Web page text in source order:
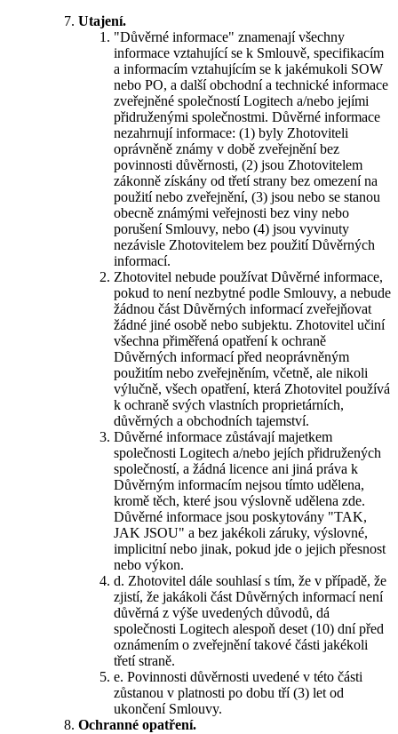
Utajení.
"Důvěrné informace" znamenají všechny
informace vztahující se k Smlouvě, specifikacím
a informacím vztahujícím se k jakémukoli SOW
nebo PO, a další obchodní a technické informace
zveřejněné společností Logitech a/nebo jejími
přidruženými společnostmi. Důvěrné informace
nezahrnují informace: (1) byly Zhotoviteli
oprávněně známy v době zveřejnění bez
povinnosti důvěrnosti, (2) jsou Zhotovitelem
zákonně získány od třetí strany bez omezení na
použití nebo zveřejnění, (3) jsou nebo se stanou
obecně známými veřejnosti bez viny nebo
porušení Smlouvy, nebo (4) jsou vyvinuty
nezávisle Zhotovitelem bez použití Důvěrných
informací.
Zhotovitel nebude používat Důvěrné informace,
pokud to není nezbytné podle Smlouvy, a nebude
žádnou část Důvěrných informací zveřejňovat
žádné jiné osobě nebo subjektu. Zhotovitel učiní
všechna přiměřená opatření k ochraně
Důvěrných informací před neoprávněným
použitím nebo zveřejněním, včetně, ale nikoli
výlučně, všech opatření, která Zhotovitel používá
k ochraně svých vlastních proprietárních,
důvěrných a obchodních tajemství.
Důvěrné informace zůstávají majetkem
společnosti Logitech a/nebo jejích přidružených
společností, a žádná licence ani jiná práva k
Důvěrným informacím nejsou tímto udělena,
kromě těch, které jsou výslovně udělena zde.
Důvěrné informace jsou poskytovány "TAK,
JAK JSOU" a bez jakékoli záruky, výslovné,
implicitní nebo jinak, pokud jde o jejich přesnost
nebo výkon.
d. Zhotovitel dále souhlasí s tím, že v případě, že
zjistí, že jakákoli část Důvěrných informací není
důvěrná z výše uvedených důvodů, dá
společnosti Logitech alespoň deset (10) dní před
oznámením o zveřejnění takové části jakékoli
třetí straně.
e. Povinnosti důvěrnosti uvedené v této části
zůstanou v platnosti po dobu tří (3) let od
ukončení Smlouvy.
Ochranné opatření.